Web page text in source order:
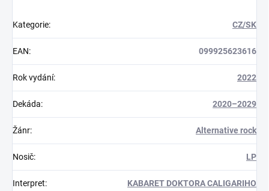
Kategorie: CZ/SK
EAN: 099925623616
Rok vydání: 2022
Dekáda: 2020–2029
Žánr: Alternative rock
Nosič: LP
Interpret: KABARET DOKTORA CALIGARIHO